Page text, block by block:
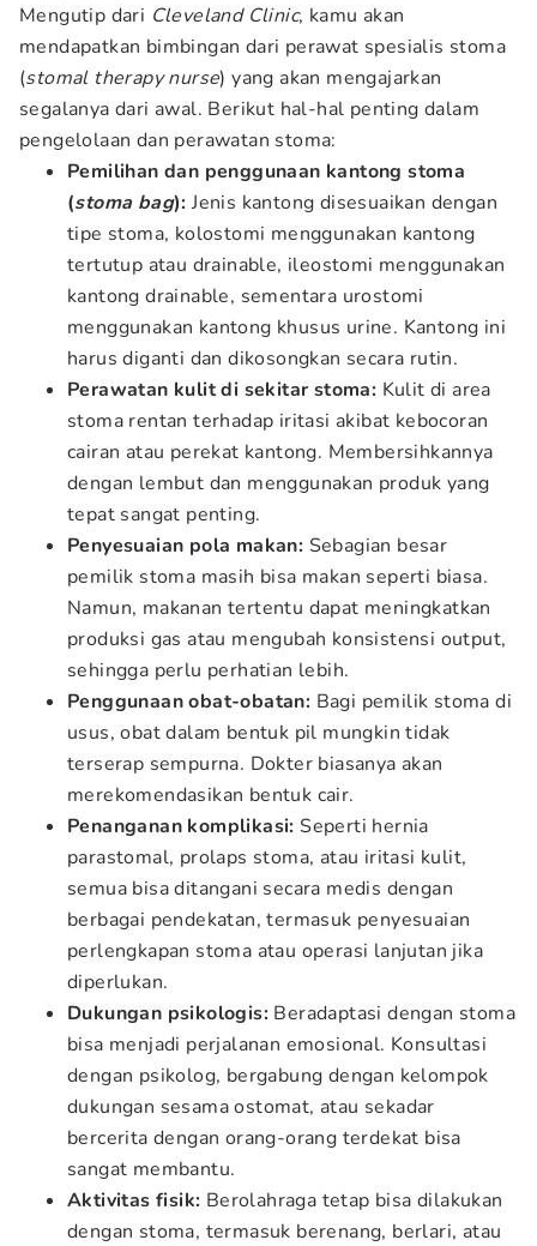
Mengutip dari Cleveland Clinic, kamu akan
mendapatkan bimbingan dari perawat spesialis stoma
(stomal therapy nurse) yang akan mengajarkan
segalanya dari awal. Berikut hal-hal penting dalam
pengelolaan dan perawatan stoma:
Pemilihan dan penggunaan kantong stoma
(stoma bag): Jenis kantong disesuaikan dengan
tipe stoma, kolostomi menggunakan kantong
tertutup atau drainable, ileostomi menggunakan
kantong drainable, sementara urostomi
menggunakan kantong khusus urine. Kantong ini
harus diganti dan dikosongkan secara rutin.
Perawatan kulit di sekitar stoma: Kulit di area
stoma rentan terhadap iritasi akibat kebocoran
cairan atau perekat kantong. Membersihkannya
dengan lembut dan menggunakan produk yang
tepat sangat penting.
Penyesuaian pola makan: Sebagian besar
pemilik stoma masih bisa makan seperti biasa.
Namun, makanan tertentu dapat meningkatkan
produksi gas atau mengubah konsistensi output,
sehingga perlu perhatian lebih.
Penggunaan obat-obatan: Bagi pemilik stoma di
usus, obat dalam bentuk pil mungkin tidak
terserap sempurna. Dokter biasanya akan
merekomendasikan bentuk cair.
Penanganan komplikasi: Seperti hernia
parastomal, prolaps stoma, atau iritasi kulit,
semua bisa ditangani secara medis dengan
berbagai pendekatan, termasuk penyesuaian
perlengkapan stoma atau operasi lanjutan jika
diperlukan.
Dukungan psikologis: Beradaptasi dengan stoma
bisa menjadi perjalanan emosional. Konsultasi
dengan psikolog, bergabung dengan kelompok
dukungan sesama ostomat, atau sekadar
bercerita dengan orang-orang terdekat bisa
sangat membantu.
Aktivitas fisik: Berolahraga tetap bisa dilakukan
dengan stoma, termasuk berenang, berlari, atau